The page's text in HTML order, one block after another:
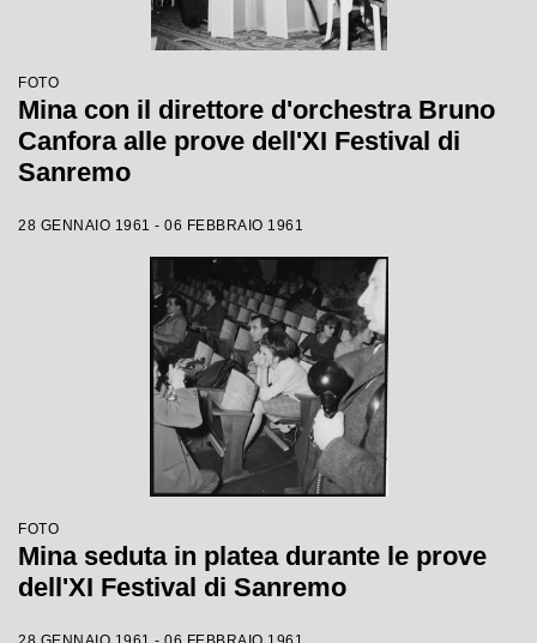
FOTO
Mina con il direttore d'orchestra Bruno
Canfora alle prove dell'XI Festival di
Sanremo
28 GENNAIO 1961 - 06 FEBBRAIO 1961
FOTO
Mina seduta in platea durante le prove
dell'XI Festival di Sanremo